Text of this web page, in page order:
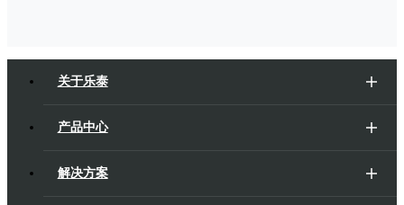
关于乐泰
产品中心
解决方案